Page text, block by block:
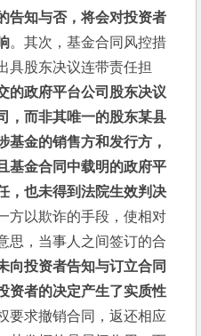
告知与否，将会对投资者
。其次，基金合同风控措
具股东决议连带责任担
的政府平台公司股东决议
，而非其唯一的股东某县
基金的销售方和发行方，
基金合同中载明的政府平
，也未得到法院生效判决
方以欺诈的手段，使相对
思，当事人之间签订的合
向投资者告知与订立合同
资者的决定产生了实质性
要求撤销合同，返还相应